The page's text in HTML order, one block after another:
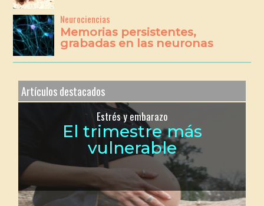
Neurociencias
Memorias persistentes,
grabadas en las neuronas
Artículos destacados
Estrés y embarazo
El trimestre más
vulnerable